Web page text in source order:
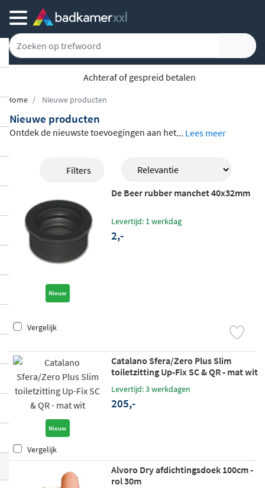
Achteraf of gespreid betalen
Home Nieuwe producten
Nieuwe producten
Ontdek de nieuwste toevoegingen aan het
uw regendouchesets van Alvoroin tal van
uitvoeringen en afwerkingen tot stijlvolle
marmeren tegels van Pastorelli in een tijdl
oze travertijnlook. Daarnaast vind je hier t
oiletzittingen van Catalano met handige s
oftclose en snelkoppeling, een drievoudig
e zeepdispenser van Smedbo, een compo
w thermostaat afbouwdeel van Hotbath.
men in deze gevarieerde collectie nieuwe
... Lees meer
Filters
Nieuw
De Beer rubber manchet 40x32mm
Levertijd: 1 werkdag
2,-
Vergelijk
Nieuw
Catalano Sfera/Zero Plus Slim
toiletzitting Up-Fix SC & QR - mat wit
Levertijd: 3 werkdagen
205,-
Vergelijk
Alvoro Dry afdichtingsdoek 100cm -
rol 30m